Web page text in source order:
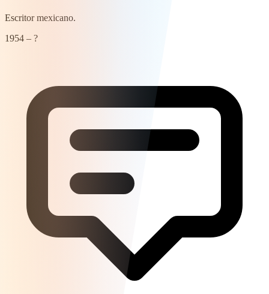
Escritor mexicano.
1954 – ?